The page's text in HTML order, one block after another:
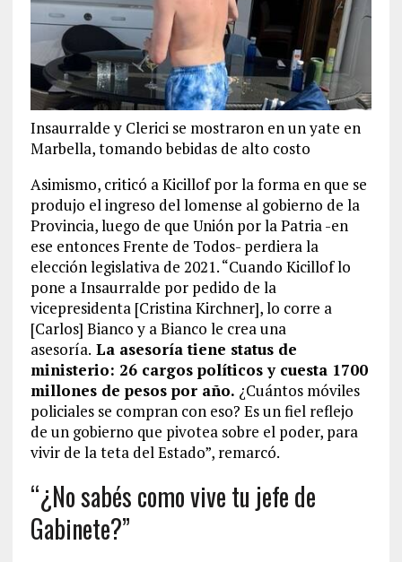
Insaurralde y Clerici se mostraron en un yate en
Marbella, tomando bebidas de alto costo
Asimismo, criticó a Kicillof por la forma en que se
produjo el ingreso del lomense al gobierno de la
Provincia, luego de que Unión por la Patria -en
ese entonces Frente de Todos- perdiera la
elección legislativa de 2021. “Cuando Kicillof lo
pone a Insaurralde por pedido de la
vicepresidenta [Cristina Kirchner], lo corre a
[Carlos] Bianco y a Bianco le crea una
asesoría. La asesoría tiene status de
ministerio: 26 cargos políticos y cuesta 1700
millones de pesos por año. ¿Cuántos móviles
policiales se compran con eso? Es un fiel reflejo
de un gobierno que pivotea sobre el poder, para
vivir de la teta del Estado”, remarcó.
“¿No sabés como vive tu jefe de
Gabinete?”